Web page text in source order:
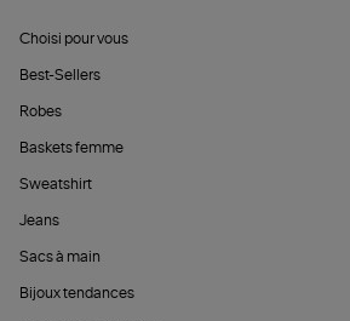
Choisi pour vous
Best-Sellers
Robes
Baskets femme
Sweatshirt
Jeans
Sacs à main
Bijoux tendances